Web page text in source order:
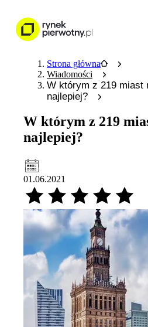
Strona główna
Wiadomości
W którym z 219 miast
najlepiej?
W którym z 219
najlepiej?
01.06.2021